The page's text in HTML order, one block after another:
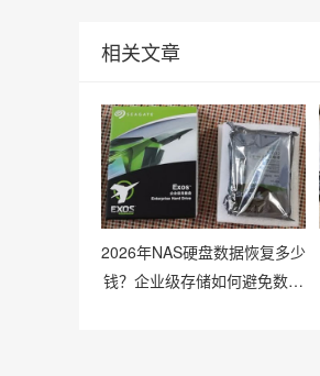
相关文章
2026年NAS硬盘数据恢复多少
钱？企业级存储如何避免数据